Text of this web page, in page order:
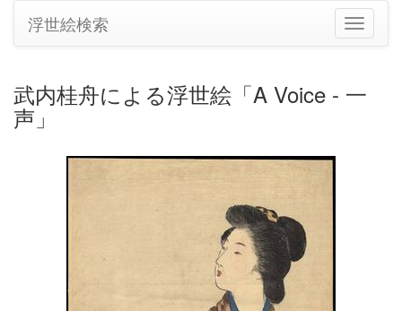
ナ
ビ
シ
浮世絵検索
武内桂舟による浮世絵「A Voice - 一
声」